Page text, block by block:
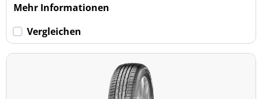
Mehr Informationen
Vergleichen